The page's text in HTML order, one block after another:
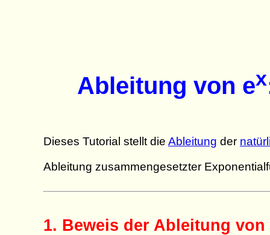
Ableitung von ex
Dieses Tutorial stellt die Ableitung der
Ableitung zusammengesetzter
1. Beweis der Ableitung von